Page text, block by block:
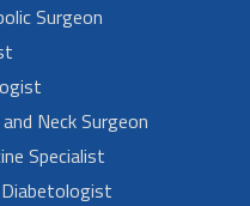
Surgeon
Neck Surgeon
Specialist